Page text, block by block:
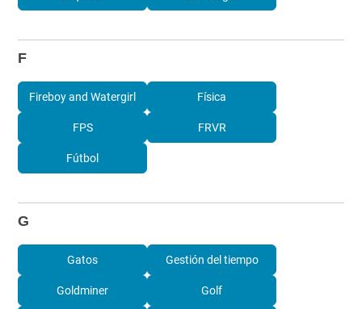
F
Fireboy and Watergirl Física
FPS FRVR
Fútbol
G
Gatos Gestión del tiempo
Goldminer Golf